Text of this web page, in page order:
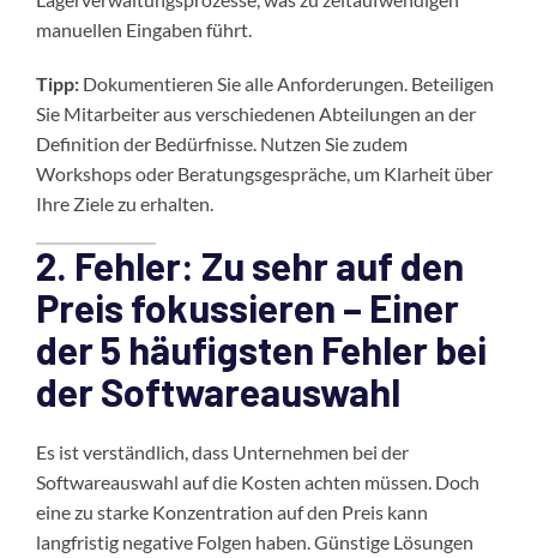
manuellen Eingaben führt.
Tipp: Dokumentieren Sie alle Anforderungen. Beteiligen
Sie Mitarbeiter aus verschiedenen Abteilungen an der
Definition der Bedürfnisse. Nutzen Sie zudem
Workshops oder Beratungsgespräche, um Klarheit über
Ihre Ziele zu erhalten.
2. Fehler: Zu sehr auf den
Preis fokussieren – Einer
der 5 häufigsten Fehler bei
der Softwareauswahl
Es ist verständlich, dass Unternehmen bei der
Softwareauswahl auf die Kosten achten müssen. Doch
eine zu starke Konzentration auf den Preis kann
langfristig negative Folgen haben. Günstige Lösungen